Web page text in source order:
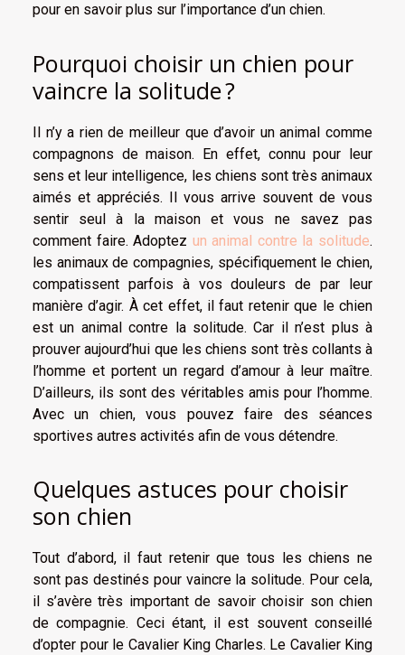
pour en savoir plus sur l’importance d’un chien.
Pourquoi choisir un chien pour
vaincre la solitude ?
Il n’y a rien de meilleur que d’avoir un animal comme
compagnons de maison. En effet, connu pour leur
sens et leur intelligence, les chiens sont très animaux
aimés et appréciés. Il vous arrive souvent de vous
sentir seul à la maison et vous ne savez pas
comment faire. Adoptez un animal contre la solitude.
les animaux de compagnies, spécifiquement le chien,
compatissent parfois à vos douleurs de par leur
manière d’agir. À cet effet, il faut retenir que le chien
est un animal contre la solitude. Car il n’est plus à
prouver aujourd’hui que les chiens sont très collants à
l’homme et portent un regard d’amour à leur maître.
D’ailleurs, ils sont des véritables amis pour l’homme.
Avec un chien, vous pouvez faire des séances
sportives autres activités afin de vous détendre.
Quelques astuces pour choisir
son chien
Tout d’abord, il faut retenir que tous les chiens ne
sont pas destinés pour vaincre la solitude. Pour cela,
il s’avère très important de savoir choisir son chien
de compagnie. Ceci étant, il est souvent conseillé
d’opter pour le Cavalier King Charles. Le Cavalier King